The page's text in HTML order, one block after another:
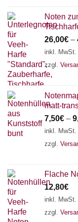
Noten
26,00€ –
inkl. MwSt.
zzgl.
matt-
7,50€ –
inkl. MwSt.
zzgl.
Flache
12,80€
inkl. MwSt.
zzgl.